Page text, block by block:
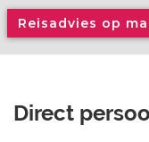
Reisadvies op
Direct